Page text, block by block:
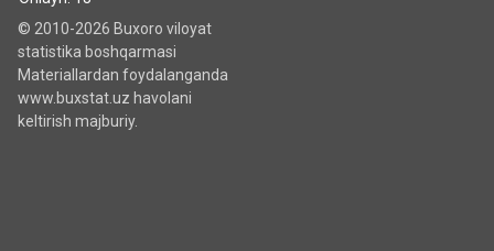
© 2010-2026 Buxoro viloyat
statistika boshqarmasi
Materiallardan foydalanganda
www.buxstat.uz havolani
keltirish majburiy.